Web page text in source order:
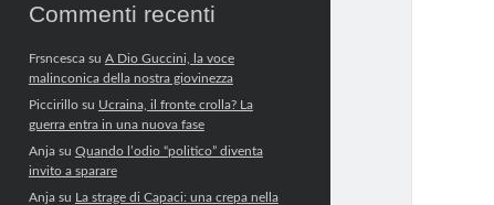
Commenti recenti
Frsncescasu A Dio Guccini, la voce
malinconica della nostra giovinezza
Piccirillosu Ucraina, il fronte crolla? La
guerra entra in una nuova fase
Anjasu Quando l’odio “politico” diventa
invito a sparare
Anjasu La strage di Capaci: una crepa nella